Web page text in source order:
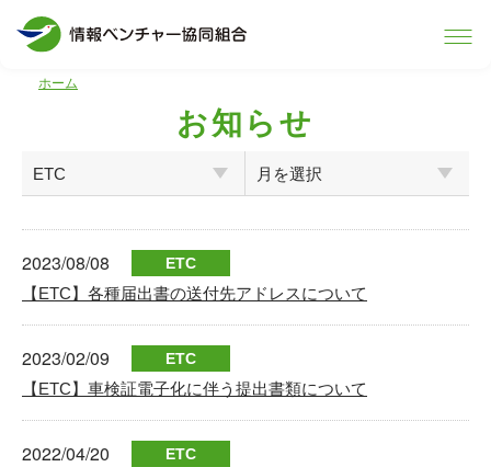
ホーム
お知らせ
2023/08/08 ETC
【ETC】各種届出書の送付先アドレスについて
2023/02/09 ETC
【ETC】車検証電子化に伴う提出書類について
2022/04/20 ETC